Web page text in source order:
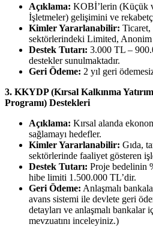
Açıklama: KOBİ’lerin (Küçük
İşletmeler) gelişimini ve
Kimler Yararlanabilir: Ticaret,
sektörlerindeki Limited, Anonim
Destek Tutarı: 3.000 TL –
destekler sunulmaktadır.
Geri Ödeme: 2 yıl geri
3. KKYDP (Kırsal Kalkınma
Programı) Destekleri
Açıklama: Kırsal alanda
sağlamayı hedefler.
Kimler Yararlanabilir: Gıda,
sektörlerinde faaliyet gösteren
Destek Tutarı: Proje bedelinin
hibe limiti 1.500.000 TL’dir.
Geri Ödeme: Anlaşmalı
avans sistemi ile devlete geri
detayları ve anlaşmalı
mevzuatını inceleyiniz.)